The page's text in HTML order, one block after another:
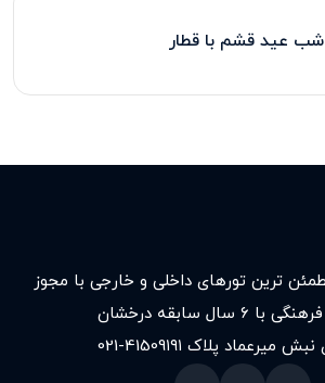
شب عید قشم با قطار
ترین تورهای داخلی و خارجی با مجوز
سابقه درخشان
میرعماد پلاک ۱۹۱
021-41509